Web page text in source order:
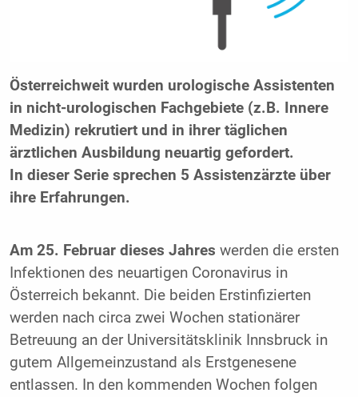
Österreichweit wurden urologische Assistenten
in nicht-urologischen Fachgebiete (z.B. Innere
Medizin) rekrutiert und in ihrer täglichen
ärztlichen Ausbildung neuartig gefordert.
In dieser Serie sprechen 5 Assistenzärzte über
ihre Erfahrungen.
Am 25. Februar dieses Jahres werden die ersten
Infektionen des neuartigen Coronavirus in
Österreich bekannt. Die beiden Erstinfizierten
werden nach circa zwei Wochen stationärer
Betreuung an der Universitätsklinik Innsbruck in
gutem Allgemeinzustand als Erstgenesene
entlassen. In den kommenden Wochen folgen